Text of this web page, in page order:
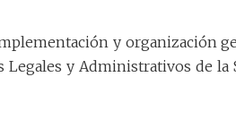
y organización
Legales y Administrativos de la